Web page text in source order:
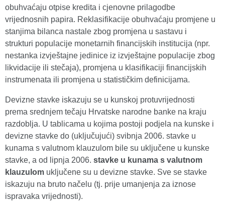
obuhvaćaju otpise kredita i cjenovne prilagodbe
vrijednosnih papira. Reklasifikacije obuhvaćaju promjene u
stanjima bilanca nastale zbog promjena u sastavu i
strukturi populacije monetarnih financijskih institucija (npr.
nestanka izvještajne jedinice iz izvještajne populacije zbog
likvidacije ili stečaja), promjena u klasifikaciji financijskih
instrumenata ili promjena u statističkim definicijama.
Devizne stavke iskazuju se u kunskoj protuvrijednosti
prema srednjem tečaju Hrvatske narodne banke na kraju
razdoblja. U tablicama u kojima postoji podjela na kunske i
devizne stavke do (uključujući) svibnja 2006. stavke u
kunama s valutnom klauzulom bile su uključene u kunske
stavke, a od lipnja 2006. stavke u kunama s valutnom
klauzulom uključene su u devizne stavke. Sve se stavke
iskazuju na bruto načelu (tj. prije umanjenja za iznose
ispravaka vrijednosti).